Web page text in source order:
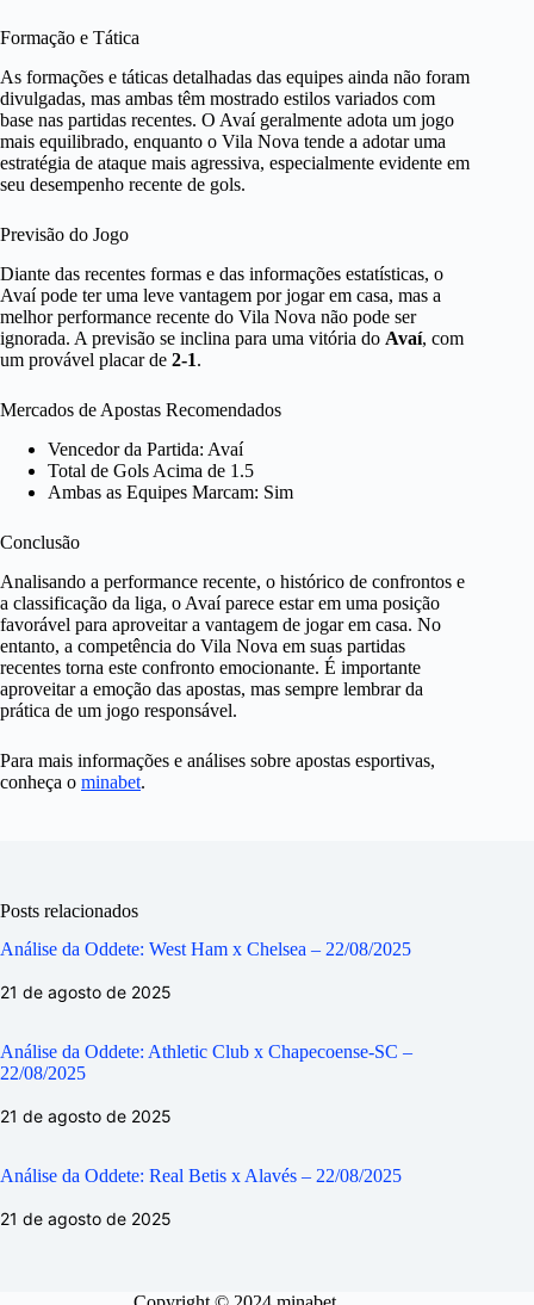
Formação e Tática
As formações e táticas detalhadas das equipes ainda não foram
divulgadas, mas ambas têm mostrado estilos variados com
base nas partidas recentes. O Avaí geralmente adota um jogo
mais equilibrado, enquanto o Vila Nova tende a adotar uma
estratégia de ataque mais agressiva, especialmente evidente em
seu desempenho recente de gols.
Previsão do Jogo
Diante das recentes formas e das informações estatísticas, o
Avaí pode ter uma leve vantagem por jogar em casa, mas a
melhor performance recente do Vila Nova não pode ser
ignorada. A previsão se inclina para uma vitória do Avaí, com
um provável placar de 2-1.
Mercados de Apostas Recomendados
Vencedor da Partida: Avaí
Total de Gols Acima de 1.5
Ambas as Equipes Marcam: Sim
Conclusão
Analisando a performance recente, o histórico de confrontos e
a classificação da liga, o Avaí parece estar em uma posição
favorável para aproveitar a vantagem de jogar em casa. No
entanto, a competência do Vila Nova em suas partidas
recentes torna este confronto emocionante. É importante
aproveitar a emoção das apostas, mas sempre lembrar da
prática de um jogo responsável.
Para mais informações e análises sobre apostas esportivas,
conheça o minabet.
Posts relacionados
Análise da Oddete: West Ham x Chelsea – 22/08/2025
21 de agosto de 2025
Análise da Oddete: Athletic Club x Chapecoense-SC –
22/08/2025
21 de agosto de 2025
Análise da Oddete: Real Betis x Alavés – 22/08/2025
21 de agosto de 2025